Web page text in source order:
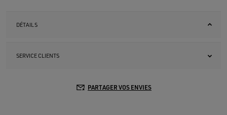
DÉTAILS
SERVICE CLIENTS
PARTAGER VOS ENVIES